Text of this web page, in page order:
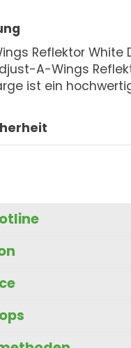
Reflektor White
A-Wings
ist ein